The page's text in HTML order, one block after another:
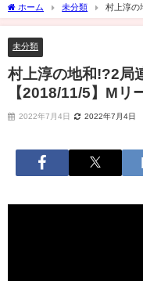
ホーム 未分類
村上淳の
【2018/11/5】Mリーグ/切り抜き
未分類
村上淳の地和!?2局
【2018/11/5】Mリ
2022年7月4日 2022年7月4日